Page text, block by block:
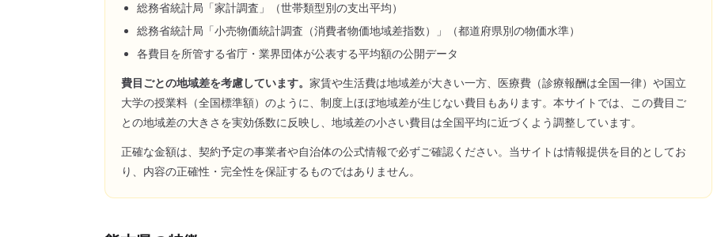
総務省統計局「家計調査」（世帯類型別の支出平均）
総務省統計局「小売物価統計調査（消費者物価地域差指数）」（都道府県別の物価水準）
各費目を所管する省庁・業界団体が公表する平均額の公開データ
費目ごとの地域差を考慮しています。 家賃や生活費は地域差が大きい一方、医療費（診療報酬は全国一律）や国立
大学の授業料（全国標準額）のように、制度上ほぼ地域差が生じない費目もあります。本サイトでは、この費目ご
との地域差の大きさを実効係数に反映し、地域差の小さい費目は全国平均に近づくよう調整しています。
正確な金額は、契約予定の事業者や自治体の公式情報で必ずご確認ください。当サイトは情報提供を目的としてお
り、内容の正確性・完全性を保証するものではありません。